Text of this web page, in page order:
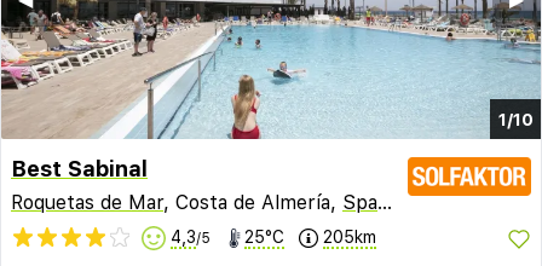
1/10
Best Sabinal
Roquetas de Mar, Costa de Almería, Spanien
4,3/5 25°C 205km